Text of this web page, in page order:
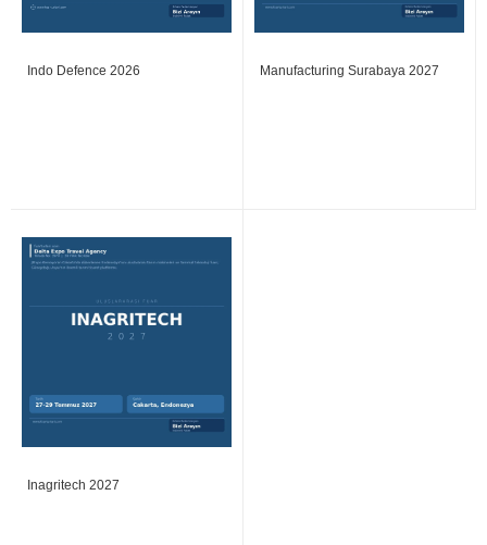
Indo Defence 2026 Manufacturing Surabaya 2027
Inagritech 2027